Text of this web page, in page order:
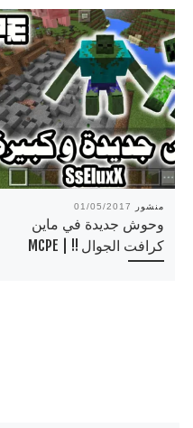
منشور 01/05/2017
وحوش جديدة في ماين
كرافت الجوال !! | MCPE